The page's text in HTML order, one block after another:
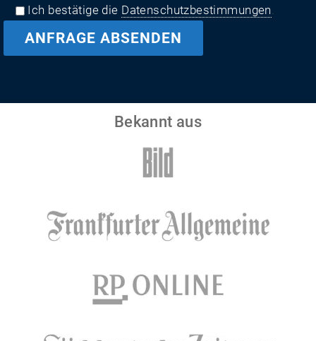
Ich bestätige die Datenschutzbestimmungen
Bekannt aus